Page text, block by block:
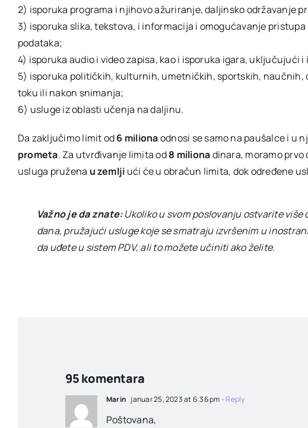
2) isporuka programa i njihovo ažuriranje, daljinsko održavanje
3) isporuka slika, tekstova, i informacija i omogućavanje
podataka;
4) isporuka audio i video zapisa, kao i isporuka igara, uključujući i
5) isporuka političkih, kulturnih, umetničkih, sportskih, naučnih,
toku ili nakon snimanja;
6) usluge iz oblasti učenja na daljinu.
Da zaključimo limit od6 milionaodnosi se samo na paušalce i u
prometa. Za utvrđivanje limita od8 milionadinara, moramo prvo
usluga pružena u zemlji ući će u obračun limita, dok određene
Važno je da znate:Ukoliko u svom poslovanju ostvarite
dana, pružajući usluge koje se smatraju izvršenim u
da uđete u sistem PDV, ali to možete učiniti ako želite.
95 komentara
Marin januar 25, 2023 at 6:36 pm - Reply
Poštovana,